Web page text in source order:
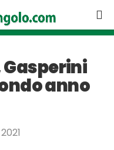
Gasperini
anno